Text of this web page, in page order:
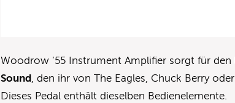
Woodrow ’55 Instrument Amplifier sorgt für
Sound, den ihr von The Eagles, Chuck Berry
Dieses Pedal enthält dieselben Bedienelemente.